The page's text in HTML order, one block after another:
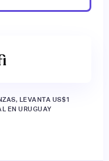
LEVANTA US$1
EN URUGUAY